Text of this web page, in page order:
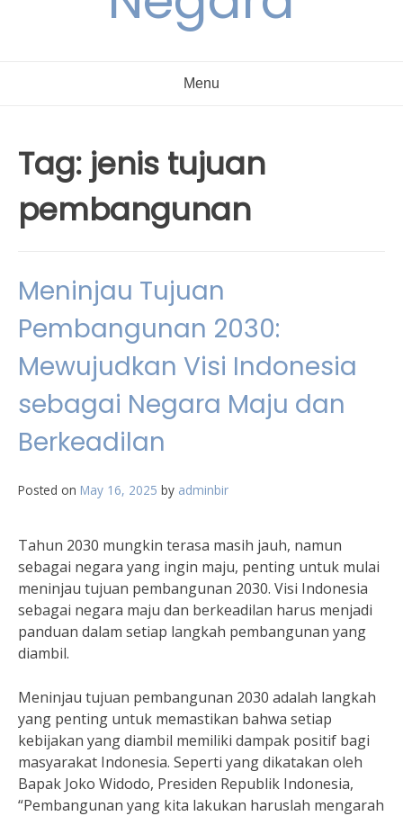
Menu
Tag: jenis tujuan
pembangunan
Meninjau Tujuan
Pembangunan 2030:
Mewujudkan Visi Indonesia
sebagai Negara Maju dan
Berkeadilan
Posted on May 16, 2025 by adminbir
Tahun 2030 mungkin terasa masih jauh, namun
sebagai negara yang ingin maju, penting untuk mulai
meninjau tujuan pembangunan 2030. Visi Indonesia
sebagai negara maju dan berkeadilan harus menjadi
panduan dalam setiap langkah pembangunan yang
diambil.
Meninjau tujuan pembangunan 2030 adalah langkah
yang penting untuk memastikan bahwa setiap
kebijakan yang diambil memiliki dampak positif bagi
masyarakat Indonesia. Seperti yang dikatakan oleh
Bapak Joko Widodo, Presiden Republik Indonesia,
“Pembangunan yang kita lakukan haruslah mengarah